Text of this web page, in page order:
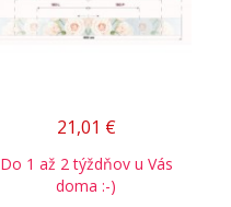
21,01 €
Do 1 až 2 týždňov u Vás
doma :-)